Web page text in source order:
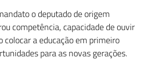
o deputado de origem
competência, capacidade de ouvir
colocar a educação em primeiro
para as novas gerações.